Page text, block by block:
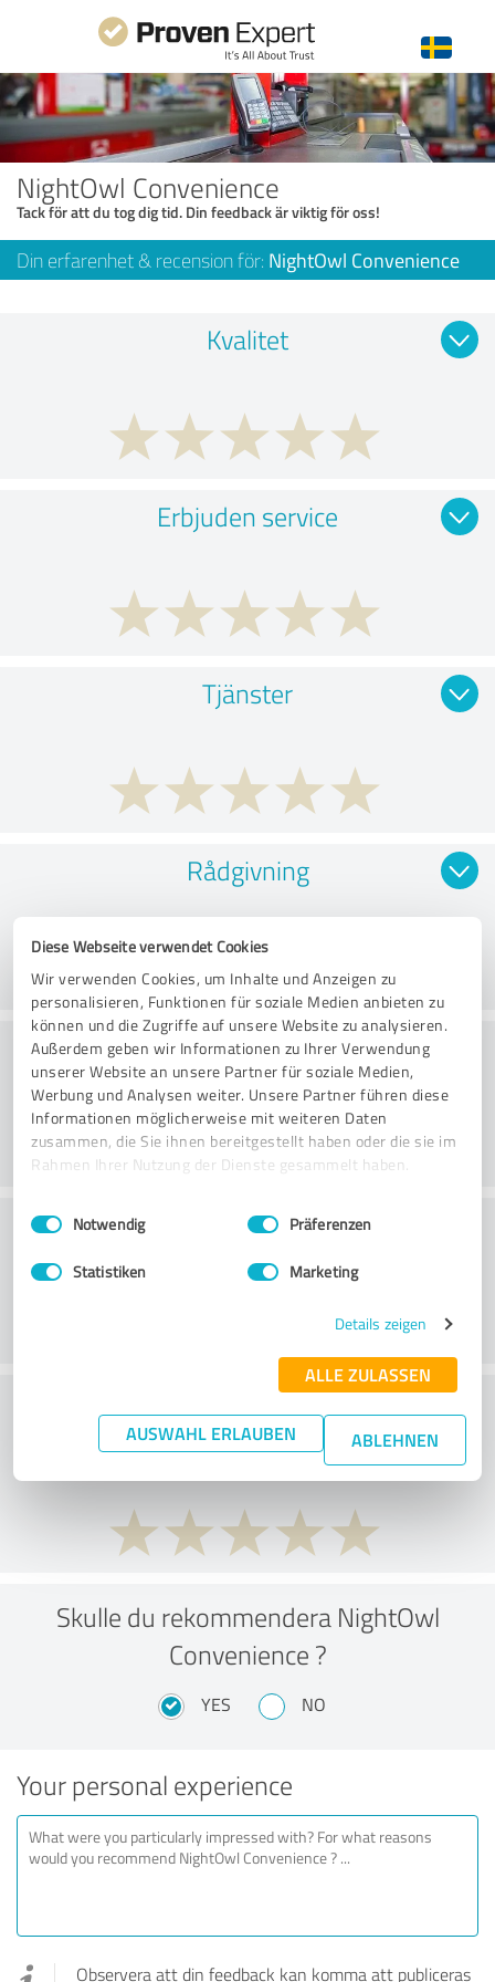
Diese Webseite verwendet Cookies
Wir verwenden Cookies, um Inhalte und Anzeigen zu
personalisieren, Funktionen für soziale Medien anbieten zu
können und die Zugriffe auf unsere Website zu analysieren.
Außerdem geben wir Informationen zu Ihrer Verwendung
unserer Website an unsere Partner für soziale Medien,
Werbung und Analysen weiter. Unsere Partner führen diese
Informationen möglicherweise mit weiteren Daten
zusammen, die Sie ihnen bereitgestellt haben oder die sie im
Rahmen Ihrer Nutzung der Dienste gesammelt haben.
Impressum Datenschutzbestimmungen
Einwilligungsauswahl
Notwendig Präferenzen
Statistiken Marketing
Details zeigen
ALLE ZULASSEN
AUSWAHL ERLAUBEN ABLEHNEN
NightOwl Convenience
Tack för att du tog dig tid. Din feedback är viktig för oss!
Din erfarenhet & recension för: NightOwl Convenience
Kvalitet
Erbjuden service
Tjänster
Rådgivning
Vänlighet
Kundservice
What do you think of the price to
performance ratio?
Skulle du rekommendera NightOwl
Convenience ?
YES NO
Your personal experience
Observera att din feedback kan komma att publiceras